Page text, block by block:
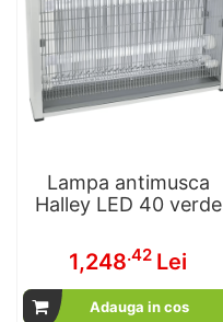
Lampa antimusca
Halley LED 40 verde
1,248.42 Lei
Adauga in cos